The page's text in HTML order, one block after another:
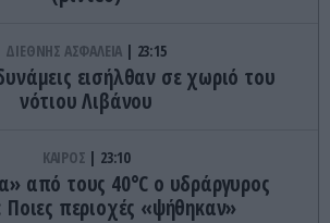
ΔΙΕΘΝΗΣ ΑΣΦΑΛΕΙΑ 23:15
εισήλθαν σε χωριό του
νότιου Λιβάνου
ΚΑΙΡΟΣ 23:10
από τους 40°C ο υδράργυρος
Ποιες περιοχές «ψήθηκαν»